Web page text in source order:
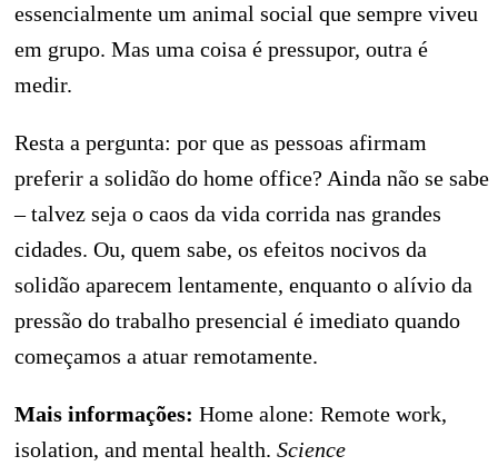
essencialmente um animal social que sempre viveu
em grupo. Mas uma coisa é pressupor, outra é
medir.
Resta a pergunta: por que as pessoas afirmam
preferir a solidão do home office? Ainda não se sabe
– talvez seja o caos da vida corrida nas grandes
cidades. Ou, quem sabe, os efeitos nocivos da
solidão aparecem lentamente, enquanto o alívio da
pressão do trabalho presencial é imediato quando
começamos a atuar remotamente.
Mais informações: Home alone: Remote work,
isolation, and mental health. Science